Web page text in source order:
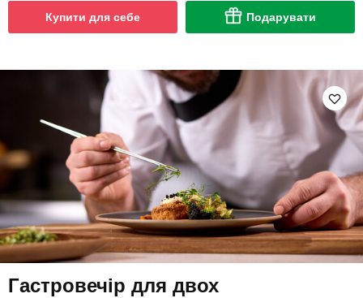
Купити для себе Подарувати
Гастровечір для двох